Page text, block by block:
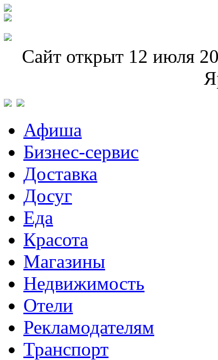
Сайт открыт 12 июля
Афиша
Бизнес-сервис
Доставка
Досуг
Еда
Красота
Магазины
Недвижимость
Отели
Рекламодателям
Транспорт